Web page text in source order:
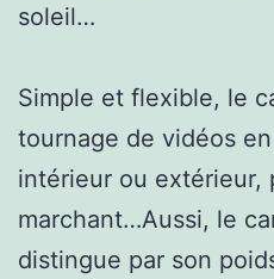
soleil…
Simple et flexible, le
tournage de vidéos
intérieur ou extérieur,
marchant…Aussi, le
distingue par son